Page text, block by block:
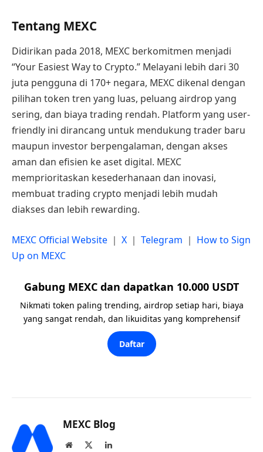
Tentang MEXC
Didirikan pada 2018, MEXC berkomitmen menjadi
“Your Easiest Way to Crypto.” Melayani lebih dari 30
juta pengguna di 170+ negara, MEXC dikenal dengan
pilihan token tren yang luas, peluang airdrop yang
sering, dan biaya trading rendah. Platform yang user-
friendly ini dirancang untuk mendukung trader baru
maupun investor berpengalaman, dengan akses
aman dan efisien ke aset digital. MEXC
memprioritaskan kesederhanaan dan inovasi,
membuat trading crypto menjadi lebih mudah
diakses dan lebih rewarding.
MEXC Official Website ｜ X ｜ Telegram ｜ How to Sign
Up on MEXC
Gabung MEXC dan dapatkan 10.000 USDT
Nikmati token paling trending, airdrop setiap hari, biaya
yang sangat rendah, dan likuiditas yang komprehensif
Daftar
MEXC Blog
Website LinkedIn